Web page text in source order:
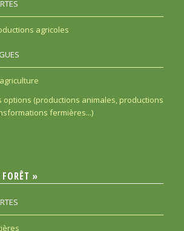
agricoles
options (productions animales, productions
fermières...)
»